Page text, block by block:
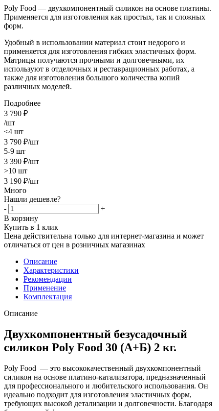
Poly Food — двухкомпонентный силикон на основе платины.
Применяется для изготовления как простых, так и сложных
форм.
Удобный в использовании материал стоит недорого и
применяется для изготовления гибких эластичных форм.
Матрицы получаются прочными и долговечными, их
используют в отделочных и реставрационных работах, а
также для изготовления большого количества копий
различных моделей.
Подробнее
3 790 ₽
/шт
<4 шт
3 790 ₽/шт
5-9 шт
3 390 ₽/шт
>10 шт
3 190 ₽/шт
Много
Нашли дешевле?
-
+
В корзину
Купить в 1 клик
Цена действительна только для интернет-магазина и может
отличаться от цен в розничных магазинах
Описание
Характеристики
Рекомендации
Применение
Комплектация
Описание
Двухкомпонентный безусадочный
силикон Poly Food 30 (А+Б) 2 кг.
Poly Food — это высококачественный двухкомпонентный
силикон на основе платино-катализатора, предназначенный
для профессионального и любительского использования. Он
идеально подходит для изготовления эластичных форм,
требующих высокой детализации и долговечности. Благодаря